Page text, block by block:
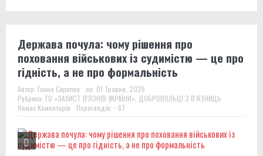
Держава почула: чому рішення про
поховання військових із судимістю — це про
гідність, а не про формальність
Автор: Ганна Скрипка on: 01 Травня, 2026
Рубрика: ГО «ЗАХИСТ В'ЯЗНІВ УКРАЇНИ», ДОБРОВОЛЬЦІ З В'ЯЗНИЦЬ
Немає Коментарів
Переглядів: - 67